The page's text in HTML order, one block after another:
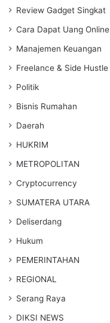
Review Gadget Singkat
Cara Dapat Uang Online
Manajemen Keuangan
Freelance & Side Hustle
Politik
Bisnis Rumahan
Daerah
HUKRIM
METROPOLITAN
Cryptocurrency
SUMATERA UTARA
Deliserdang
Hukum
PEMERINTAHAN
REGIONAL
Serang Raya
DIKSI NEWS